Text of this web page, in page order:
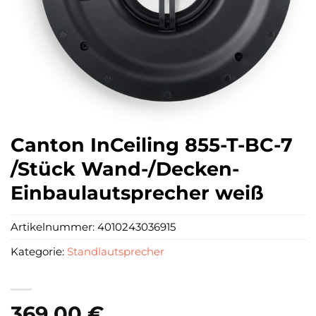
Canton InCeiling 855-T-BC-7
/Stück Wand-/Decken-
Einbaulautsprecher weiß
Artikelnummer: 4010243036915
Kategorie: Standlautsprecher